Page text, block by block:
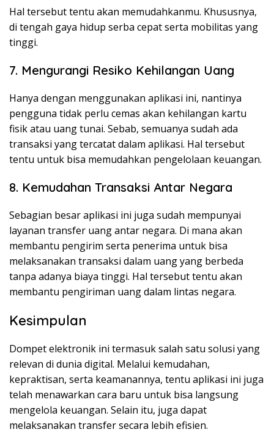
Hal tersebut tentu akan memudahkanmu. Khususnya,
di tengah gaya hidup serba cepat serta mobilitas yang
tinggi.
7. Mengurangi Resiko Kehilangan Uang
Hanya dengan menggunakan aplikasi ini, nantinya
pengguna tidak perlu cemas akan kehilangan kartu
fisik atau uang tunai. Sebab, semuanya sudah ada
transaksi yang tercatat dalam aplikasi. Hal tersebut
tentu untuk bisa memudahkan pengelolaan keuangan.
8. Kemudahan Transaksi Antar Negara
Sebagian besar aplikasi ini juga sudah mempunyai
layanan transfer uang antar negara. Di mana akan
membantu pengirim serta penerima untuk bisa
melaksanakan transaksi dalam uang yang berbeda
tanpa adanya biaya tinggi. Hal tersebut tentu akan
membantu pengiriman uang dalam lintas negara.
Kesimpulan
Dompet elektronik ini termasuk salah satu solusi yang
relevan di dunia digital. Melalui kemudahan,
kepraktisan, serta keamanannya, tentu aplikasi ini juga
telah menawarkan cara baru untuk bisa langsung
mengelola keuangan. Selain itu, juga dapat
melaksanakan transfer secara lebih efisien.